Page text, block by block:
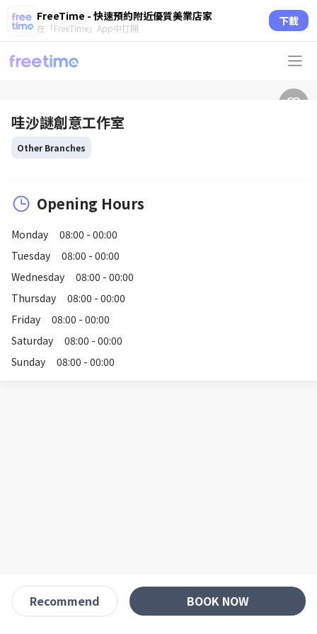
FreeTime - 快速預約附近優質美業店家
在「FreeTime」App中打開 下載
哇沙謎創意工作室
Other Branches
Opening Hours
Monday
08:00 - 00:00
Tuesday
08:00 - 00:00
Wednesday
08:00 - 00:00
Thursday
08:00 - 00:00
Friday
08:00 - 00:00
Saturday
08:00 - 00:00
Sunday
08:00 - 00:00
Recommend BOOK NOW